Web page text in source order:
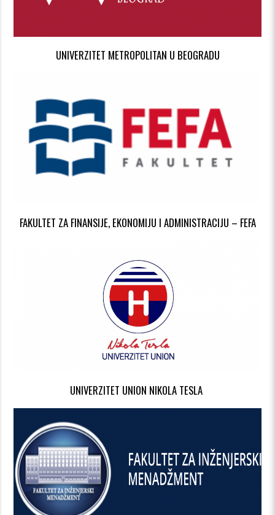
UNIVERZITET METROPOLITAN U BEOGRADU
FAKULTET ZA FINANSIJE, EKONOMIJU I ADMINISTRACIJU – FEFA
UNIVERZITET UNION NIKOLA TESLA